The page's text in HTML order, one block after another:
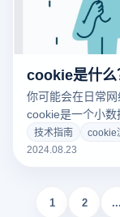
cookie是什么
你可能会在日常网
cookie是一个小
在网站上的活动
体验，例如保存登
cookie的基本概
据，以帮助您更
技术指南
cookie
2024.08.23
1 2 ...